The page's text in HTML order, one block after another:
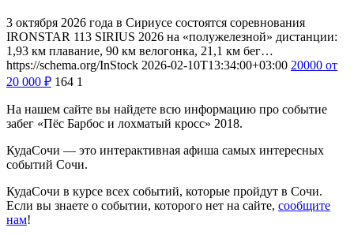
3 октября 2026 года в Сириусе состоятся соревнования
IRONSTAR 113 SIRIUS 2026 на «полужелезной» дистанции:
1,93 км плавание, 90 км велогонка, 21,1 км бег…
https://schema.org/InStock 2026-02-10T13:34:00+03:00 20000 от
20 000 ₽ 164 1
На нашем сайте вы найдете всю информацию про событие
забег «Пёс Барбос и лохматый кросс» 2018.
КудаСочи — это интерактивная афиша самых интересных
событий Сочи.
КудаСочи в курсе всех событий, которые пройдут в Сочи.
Если вы знаете о событии, которого нет на сайте, сообщите
нам!